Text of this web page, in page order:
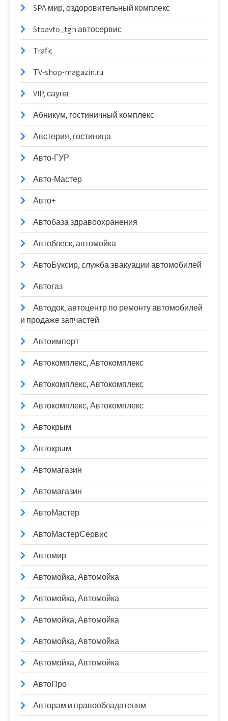
SPA мир, оздоровительный комплекс
Stoavto_tgn автосервис
Trafic
TV-shop-magazin.ru
VIP, сауна
Абникум, гостиничный комплекс
Австерия, гостиница
Авто-ГУР
Авто-Мастер
Авто+
Автобаза здравоохранения
Автоблеск, автомойка
АвтоБуксир, служба эвакуации автомобилей
Автогаз
Автодок, автоцентр по ремонту автомобилей
и продаже запчастей
Автоимпорт
Автокомплекс, Автокомплекс
Автокомплекс, Автокомплекс
Автокомплекс, Автокомплекс
Автокрым
Автокрым
Автомагазин
Автомагазин
АвтоМастер
АвтоМастерСервис
Автомир
Автомойка, Автомойка
Автомойка, Автомойка
Автомойка, Автомойка
Автомойка, Автомойка
Автомойка, Автомойка
АвтоПро
Авторам и правообладателям